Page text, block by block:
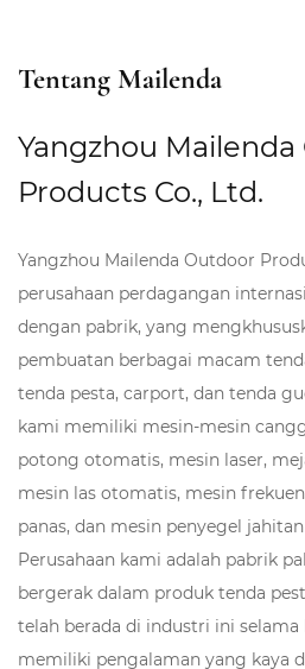
berbagai aktivitas penting,
selama masa-masa sulit.
Pengangkutan dan
kempes, sehingga
dan pengangkutan ke area
Setelah berada di lokasi,
perakitan menjadi mudah,
memungkinkan penyebaran
bantuan segera.
Tenda tiup cocok untuk
operasi bantuan bencana,
fasilitas medis, dan banyak
konstruksinya yang kuat,
disesuaikan, dan kemudahan
Bantuan Darurat Tiup kami
petugas tanggap darurat dan
Tentang Mailenda
Yangzhou
Products Co., Ltd.
Yangzhou Mailenda Outdoor
perusahaan perdagangan
dengan pabrik, yang
pembuatan berbagai macam
tenda pesta, carport, dan tenda
kami memiliki mesin-mesin
potong otomatis, mesin laser,
mesin las otomatis, mesin
panas, dan mesin penyegel
Perusahaan kami adalah pabrik
bergerak dalam produk tenda
telah berada di industri ini
memiliki pengalaman yang kaya